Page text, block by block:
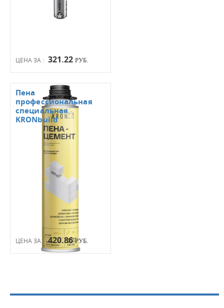
ЦЕНА ЗА : 321.22 РУБ.
ЦЕНА ЗА : 420.86РУБ.
Пена
профессиональная
специальная
KRONbuild